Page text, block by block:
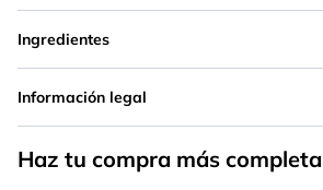
Ingredientes
Información legal
Haz tu compra más completa